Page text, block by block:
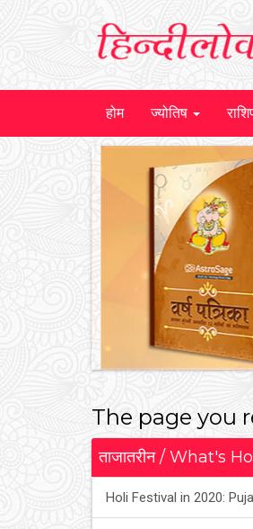
होम ज्योतिष
The page you
ताजातरीन / What's
Holi Festival in 2020: